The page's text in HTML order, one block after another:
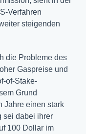
Verfahren
steigenden
die Probleme des
Gaspreise und
of-Stake-
Grund
Jahre einen stark
sei dabei ihrer
100 Dollar im